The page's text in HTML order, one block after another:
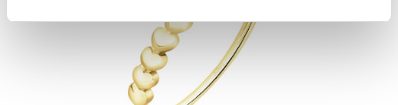
Zarządzaj preferencjami. W każdej chwili możesz
dokonać zmiany wybranych przez Ciebie plików cookie.